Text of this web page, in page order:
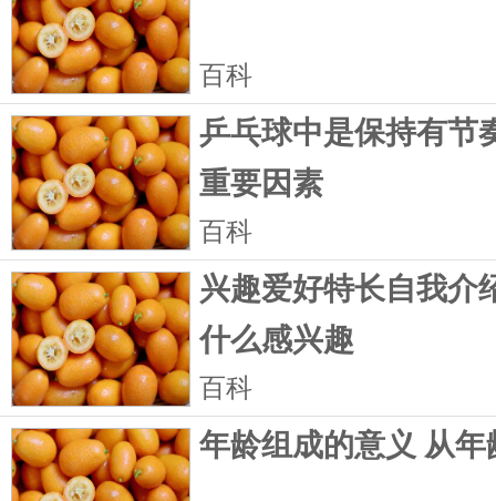
百科
乒乓球中是保持有节
重要因素
百科
兴趣爱好特长自我介
什么感兴趣
百科
年龄组成的意义 从年